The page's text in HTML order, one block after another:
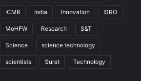
ICMR India Innovation ISRO
MoHFW Research S&T
Science science technology
scientists Surat Technology